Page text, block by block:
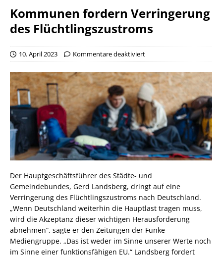
Kommunen fordern Verringerung
des Flüchtlingszustroms
10. April 2023 Kommentare deaktiviert
Der Hauptgeschäftsführer des Städte- und
Gemeindebundes, Gerd Landsberg, dringt auf eine
Verringerung des Flüchtlingszustroms nach Deutschland.
„Wenn Deutschland weiterhin die Hauptlast tragen muss,
wird die Akzeptanz dieser wichtigen Herausforderung
abnehmen“, sagte er den Zeitungen der Funke-
Mediengruppe. „Das ist weder im Sinne unserer Werte noch
im Sinne einer funktionsfähigen EU.“ Landsberg fordert